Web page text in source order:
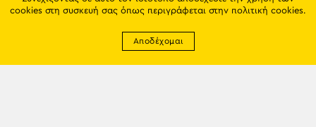
cookies στη συσκευή σας όπως περιγράφεται στην πολιτική cookies.
Αποδέχομαι